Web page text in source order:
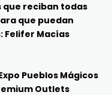
que reciban todas
que puedan
Felifer Macías
Pueblos Mágicos
Outlets